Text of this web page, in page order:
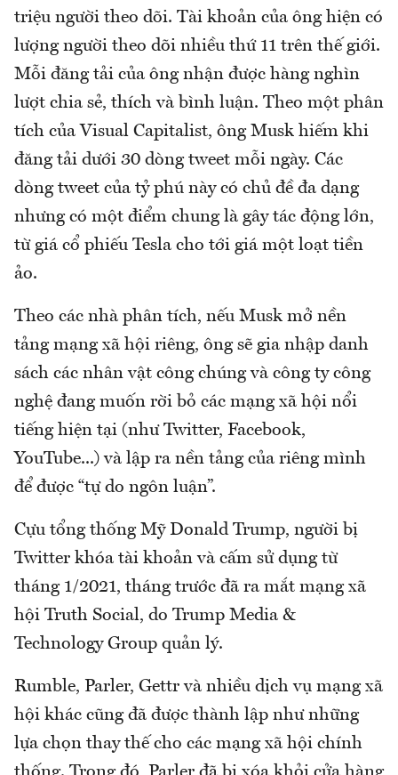
triệu người theo dõi. Tài khoản của ông hiện có
lượng người theo dõi nhiều thứ 11 trên thế giới.
Mỗi đăng tải của ông nhận được hàng nghìn
lượt chia sẻ, thích và bình luận. Theo một phân
tích của Visual Capitalist, ông Musk hiếm khi
đăng tải dưới 30 dòng tweet mỗi ngày. Các
dòng tweet của tỷ phú này có chủ đề đa dạng
nhưng có một điểm chung là gây tác động lớn,
từ giá cổ phiếu Tesla cho tới giá một loạt tiền
ảo.
Theo các nhà phân tích, nếu Musk mở nền
tảng mạng xã hội riêng, ông sẽ gia nhập danh
sách các nhân vật công chúng và công ty công
nghệ đang muốn rời bỏ các mạng xã hội nổi
tiếng hiện tại (như Twitter, Facebook,
YouTube...) và lập ra nền tảng của riêng mình
để được “tự do ngôn luận”.
Cựu tổng thống Mỹ Donald Trump, người bị
Twitter khóa tài khoản và cấm sử dụng từ
tháng 1/2021, tháng trước đã ra mắt mạng xã
hội Truth Social, do Trump Media &
Technology Group quản lý.
Rumble, Parler, Gettr và nhiều dịch vụ mạng xã
hội khác cũng đã được thành lập như những
lựa chọn thay thế cho các mạng xã hội chính